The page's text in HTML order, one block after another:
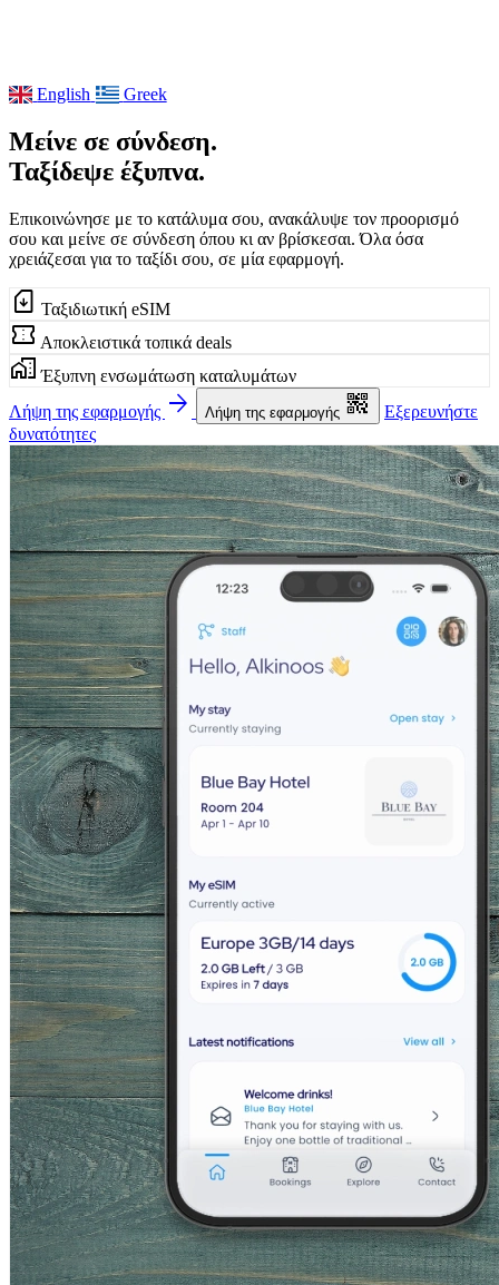
English Greek
Μείνε σε σύνδεση.
Ταξίδεψε έξυπνα.
Eπικοινώνησε με το κατάλυμα σου, ανακάλυψε τον προορισμό
σου και μείνε σε σύνδεση όπου κι αν βρίσκεσαι. Όλα όσα
χρειάζεσαι για το ταξίδι σου, σε μία εφαρμογή.
sim_card_download Ταξιδιωτική eSIM
confirmation_number Αποκλειστικά τοπικά deals
home_work Έξυπνη ενσωμάτωση καταλυμάτων
Λήψη της εφαρμογής arrow_forward Λήψη της εφαρμογής qr_code_2
Εξερευνήστε
δυνατότητες